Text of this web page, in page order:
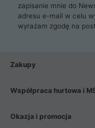
zapisanie mnie do
adresu e-mail w celu
wyrażam zgodę na
Zakupy
Współpraca hurtowa i
Okazja i promocja